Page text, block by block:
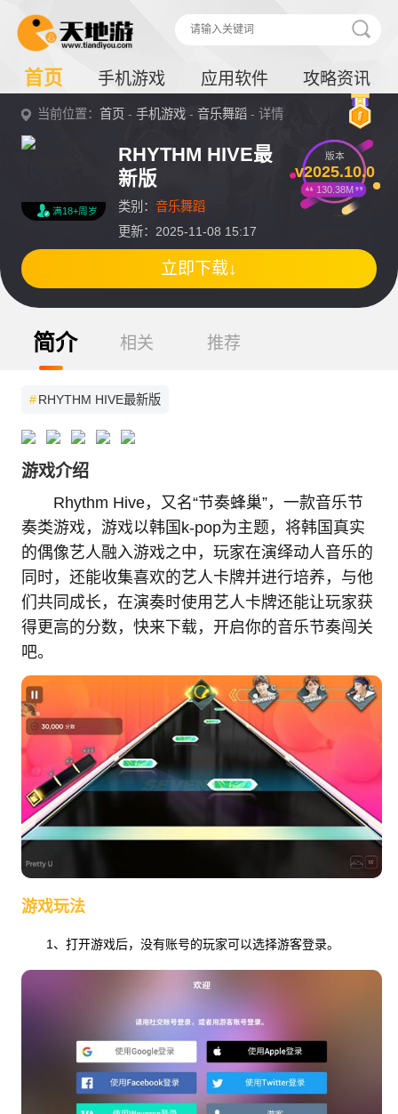
首页 手机游戏 应用软件 攻略资讯
当前位置：首页 -手机游戏 -音乐舞蹈 - 详情
满18+周岁
RHYTHM HIVE最
新版
类别： 音乐舞蹈
更新：2025-11-08 15:17
版本
v2025.10.0
130.38M
立即下载↓
简介 相关 推荐
#RHYTHM HIVE最新版
游戏介绍
Rhythm Hive，又名“节奏蜂巢”，一款音乐节
奏类游戏，游戏以韩国k-pop为主题，将韩国真实
的偶像艺人融入游戏之中，玩家在演绎动人音乐的
同时，还能收集喜欢的艺人卡牌并进行培养，与他
们共同成长，在演奏时使用艺人卡牌还能让玩家获
得更高的分数，快来下载，开启你的音乐节奏闯关
吧。
游戏玩法
1、打开游戏后，没有账号的玩家可以选择游客登录。